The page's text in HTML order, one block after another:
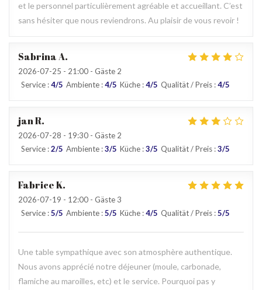
et le personnel particulièrement agréable et accueillant. C’est
sans hésiter que nous reviendrons. Au plaisir de vous revoir !
SabrinaA
2026-07-25 - 21:00 - Gäste 2
Service :4/5 Ambiente :4/5 Küche :4/5 Qualität / Preis :4/5
janR
2026-07-28 - 19:30 - Gäste 2
Service :2/5 Ambiente :3/5 Küche :3/5 Qualität / Preis :3/5
FabriceK
2026-07-19 - 12:00 - Gäste 3
Service :5/5 Ambiente :5/5 Küche :4/5 Qualität / Preis :5/5
Une table sympathique avec son atmosphère authentique.
Nous avons apprécié notre déjeuner (moule, carbonade,
flamiche au maroilles, etc) et le service. Pourquoi pas y